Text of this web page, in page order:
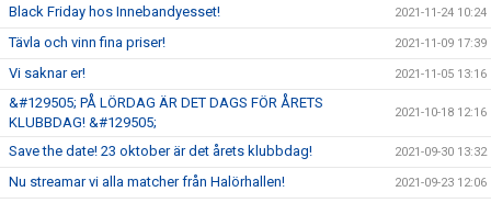
Black Friday hos Innebandyesset! 2021-11-24 10:24
Tävla och vinn fina priser! 2021-11-09 17:39
Vi saknar er! 2021-11-05 13:16
&#129505; PÅ LÖRDAG ÄR DET DAGS FÖR ÅRETS
KLUBBDAG! &#129505;
2021-10-18 12:16
Save the date! 23 oktober är det årets klubbdag! 2021-09-30 13:32
Nu streamar vi alla matcher från Halörhallen! 2021-09-23 12:06